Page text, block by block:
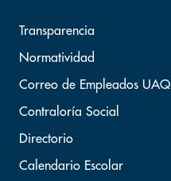
Transparencia
Normatividad
Correo de Empleados UAQ
Contraloría Social
Directorio
Calendario Escolar